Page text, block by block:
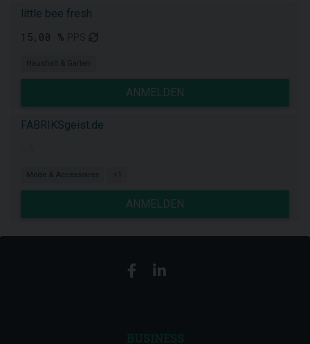
little bee fresh
15,00 %
Haushalt & Garten
ANMELDEN
FABRIKSgeist.de
Mode & Accessoires +1
ANMELDEN